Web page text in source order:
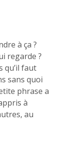
à ça ?
regarde ?
qu’il faut
sans quoi
phrase a
à
au